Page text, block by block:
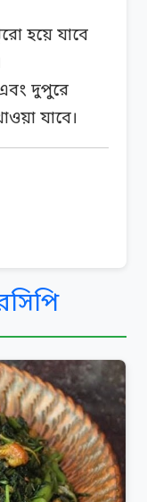
হয়ে যাবে
দুপুরে
যাবে।